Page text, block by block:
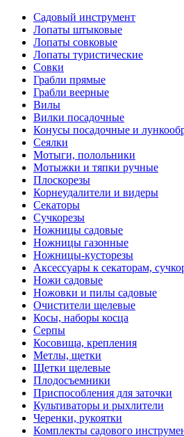
Садовый инструмент
Лопаты штыковые
Лопаты совковые
Лопаты туристические
Совки
Грабли прямые
Грабли веерные
Вилы
Вилки посадочные
Конусы посадочные и
Сеялки
Мотыги, полольники
Мотыжки и тяпки ручные
Плоскорезы
Корнеудалители и видеры
Секаторы
Сучкорезы
Ножницы садовые
Ножницы газонные
Ножницы-кусторезы
Аксессуары к секаторам,
Ножи садовые
Ножовки и пилы садовые
Очистители щелевые
Косы, наборы косца
Серпы
Косовища, крепления
Метлы, щетки
Щетки щелевые
Плодосъемники
Приспособления для заточки
Культиваторы и рыхлители
Черенки, рукоятки
Комплекты садового